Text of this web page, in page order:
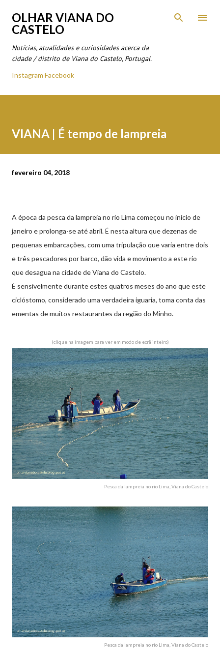
Avançar para o conteúdo principal
OLHAR VIANA DO
CASTELO
Notícias, atualidades e curiosidades acerca da
cidade / distrito de Viana do Castelo, Portugal.
Instagram Facebook
VIANA | É tempo de lampreia
fevereiro 04, 2018
A época da pesca da lampreia no rio Lima começou no início de
janeiro e prolonga-se até abril. É nesta altura que dezenas de
pequenas embarcações, com uma tripulação que varia entre dois
e três pescadores por barco, dão vida e movimento a este rio
que desagua na cidade de Viana do Castelo.
É sensivelmente durante estes quatros meses do ano que este
ciclóstomo, considerado uma verdadeira iguaria, toma conta das
ementas de muitos restaurantes da região do Minho.
(clique na imagem para ver em modo de ecrã inteiro)
Pesca da lampreia no rio Lima, Viana do Castelo
Pesca da lampreia no rio Lima, Viana do Castelo